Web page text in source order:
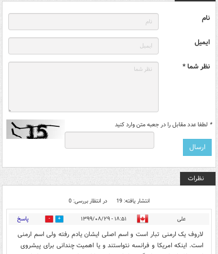
نام
ایمیل
نظر شما *
* لطفا عدد مقابل را در جعبه متن وارد کنید
نظرات
انتشار یافته: 19 در انتظار بررسی: 0
علی ۱۸:۵۱ - ۱۳۹۹/۰۸/۲۹ 21 پاسخ
لاروف یک ارمنی تبار است و اسم اصلی ایشان یادم رفته ولی اسم ارمنی
است. اینکه امریکا و فرانسه نتواستند و یا اهمیت چندانی برای پیشروی